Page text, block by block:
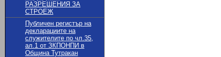
РАЗРЕШЕНИЯ ЗА
СТРОЕЖ
Публичен регистър на
декларациите на
служителите по чл.35,
ал.1 от ЗКПОНПИ в
Община Тутракан